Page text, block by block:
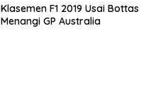
Klasemen F1 2019 Usai Bottas
Menangi GP Australia